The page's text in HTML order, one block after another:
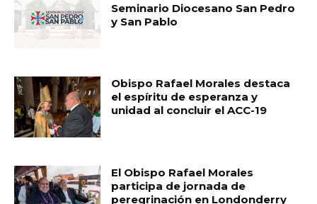
Seminario Diocesano San Pedro
y San Pablo
Obispo Rafael Morales destaca
el espíritu de esperanza y
unidad al concluir el ACC-19
El Obispo Rafael Morales
participa de jornada de
peregrinación en Londonderry